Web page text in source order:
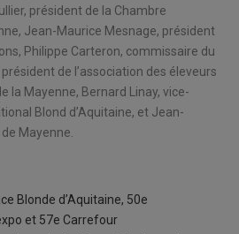
président de la Chambre
Jean-Maurice Mesnage, président
Philippe Carteron, commissaire du
de l’association des éleveurs
la Mayenne, Bernard Linay, vice-
Blond d’Aquitaine, et Jean-
Mayenne.
Blonde d’Aquitaine, 50e
et 57e Carrefour